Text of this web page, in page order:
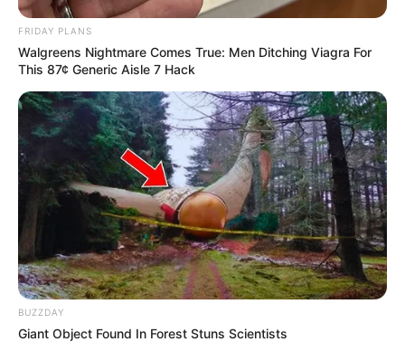
FRIDAY PLANS
Walgreens Nightmare Comes True: Men Ditching Viagra For
This 87¢ Generic Aisle 7 Hack
BUZZDAY
Giant Object Found In Forest Stuns Scientists